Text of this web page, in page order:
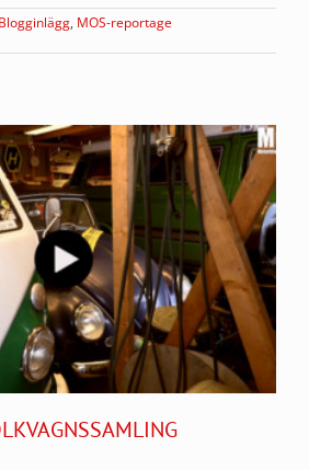
Blogginlägg, MOS-reportage